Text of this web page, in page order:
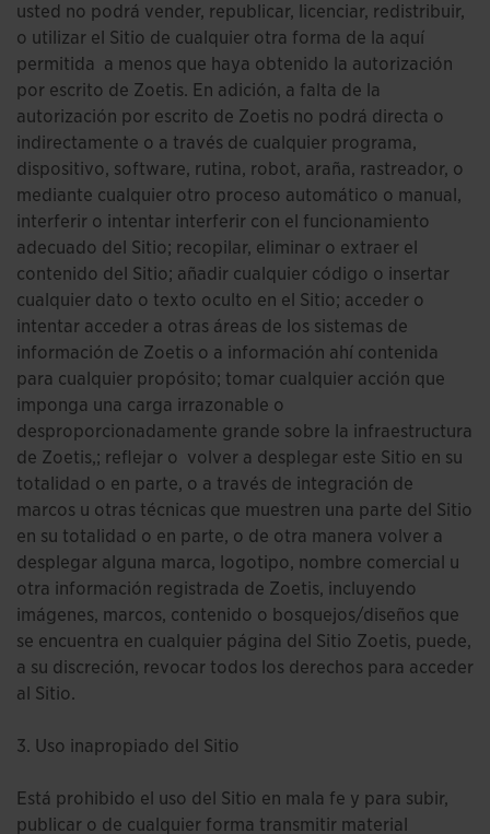
usted no podrá vender, republicar, licenciar, redistribuir,
o utilizar el Sitio de cualquier otra forma de la aquí
permitida a menos que haya obtenido la autorización
por escrito de Zoetis. En adición, a falta de la
autorización por escrito de Zoetis no podrá directa o
indirectamente o a través de cualquier programa,
dispositivo, software, rutina, robot, araña, rastreador, o
mediante cualquier otro proceso automático o manual,
interferir o intentar interferir con el funcionamiento
adecuado del Sitio; recopilar, eliminar o extraer el
contenido del Sitio; añadir cualquier código o insertar
cualquier dato o texto oculto en el Sitio; acceder o
intentar acceder a otras áreas de los sistemas de
información de Zoetis o a información ahí contenida
para cualquier propósito; tomar cualquier acción que
imponga una carga irrazonable o
desproporcionadamente grande sobre la infraestructura
de Zoetis,; reflejar o volver a desplegar este Sitio en su
totalidad o en parte, o a través de integración de
marcos u otras técnicas que muestren una parte del Sitio
en su totalidad o en parte, o de otra manera volver a
desplegar alguna marca, logotipo, nombre comercial u
otra información registrada de Zoetis, incluyendo
imágenes, marcos, contenido o bosquejos/diseños que
se encuentra en cualquier página del Sitio Zoetis, puede,
a su discreción, revocar todos los derechos para acceder
al Sitio.
3. Uso inapropiado del Sitio
Está prohibido el uso del Sitio en mala fe y para subir,
publicar o de cualquier forma transmitir material